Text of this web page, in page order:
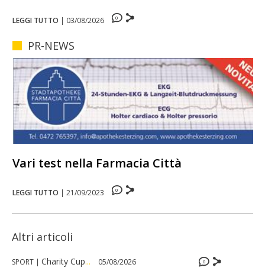
LEGGI TUTTO | 03/08/2026 0
PR-NEWS
Vari test nella Farmacia Città
LEGGI TUTTO | 21/09/2023 0
Altri articoli
SPORT | Charity Cup... 05/08/2026 0